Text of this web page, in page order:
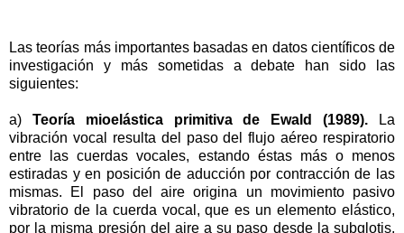
Las teorías más importantes basadas en datos científicos de
investigación y más sometidas a debate han sido las
siguientes:
a) Teoría mioelástica primitiva de Ewald (1989). La
vibración vocal resulta del paso del flujo aéreo respiratorio
entre las cuerdas vocales, estando éstas más o menos
estiradas y en posición de aducción por contracción de las
mismas. El paso del aire origina un movimiento pasivo
vibratorio de la cuerda vocal, que es un elemento elástico,
por la misma presión del aire a su paso desde la subglotis,